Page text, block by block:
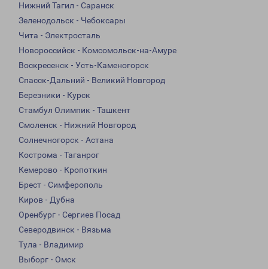
Нижний Тагил - Саранск
Зеленодольск - Чебоксары
Чита - Электросталь
Новороссийск - Комсомольск-на-Амуре
Воскресенск - Усть-Каменогорск
Спасск-Дальний - Великий Новгород
Березники - Курск
Стамбул Олимпик - Ташкент
Смоленск - Нижний Новгород
Солнечногорск - Астана
Кострома - Таганрог
Кемерово - Кропоткин
Брест - Симферополь
Киров - Дубна
Оренбург - Сергиев Посад
Северодвинск - Вязьма
Тула - Владимир
Выборг - Омск